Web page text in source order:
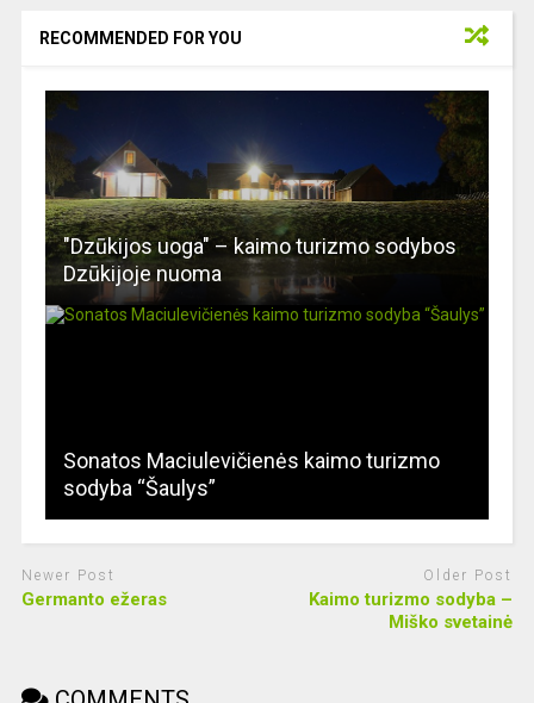
RECOMMENDED FOR YOU
"Dzūkijos uoga" – kaimo turizmo sodybos
Dzūkijoje nuoma
Sonatos Maciulevičienės kaimo turizmo
sodyba “Šaulys”
Newer Post
Germanto ežeras
Older Post
Kaimo turizmo sodyba –
Miško svetainė